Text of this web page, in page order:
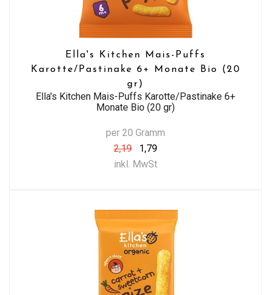
Ella's Kitchen Mais-Puffs
Karotte/Pastinake 6+ Monate Bio (20
gr)
Ella's Kitchen Mais-Puffs Karotte/Pastinake 6+
Monate Bio (20 gr)
per 20 Gramm
2,19
1,79
inkl. MwSt